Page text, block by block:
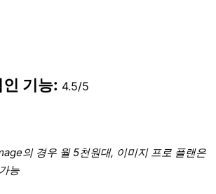
기능: 4.5/5
의 경우 월 5천원대, 이미지 프로 플랜은
능